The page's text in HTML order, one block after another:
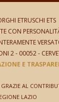
ETRUSCHI ETS
CON
2- 00052 -
E
AL
LAZIO